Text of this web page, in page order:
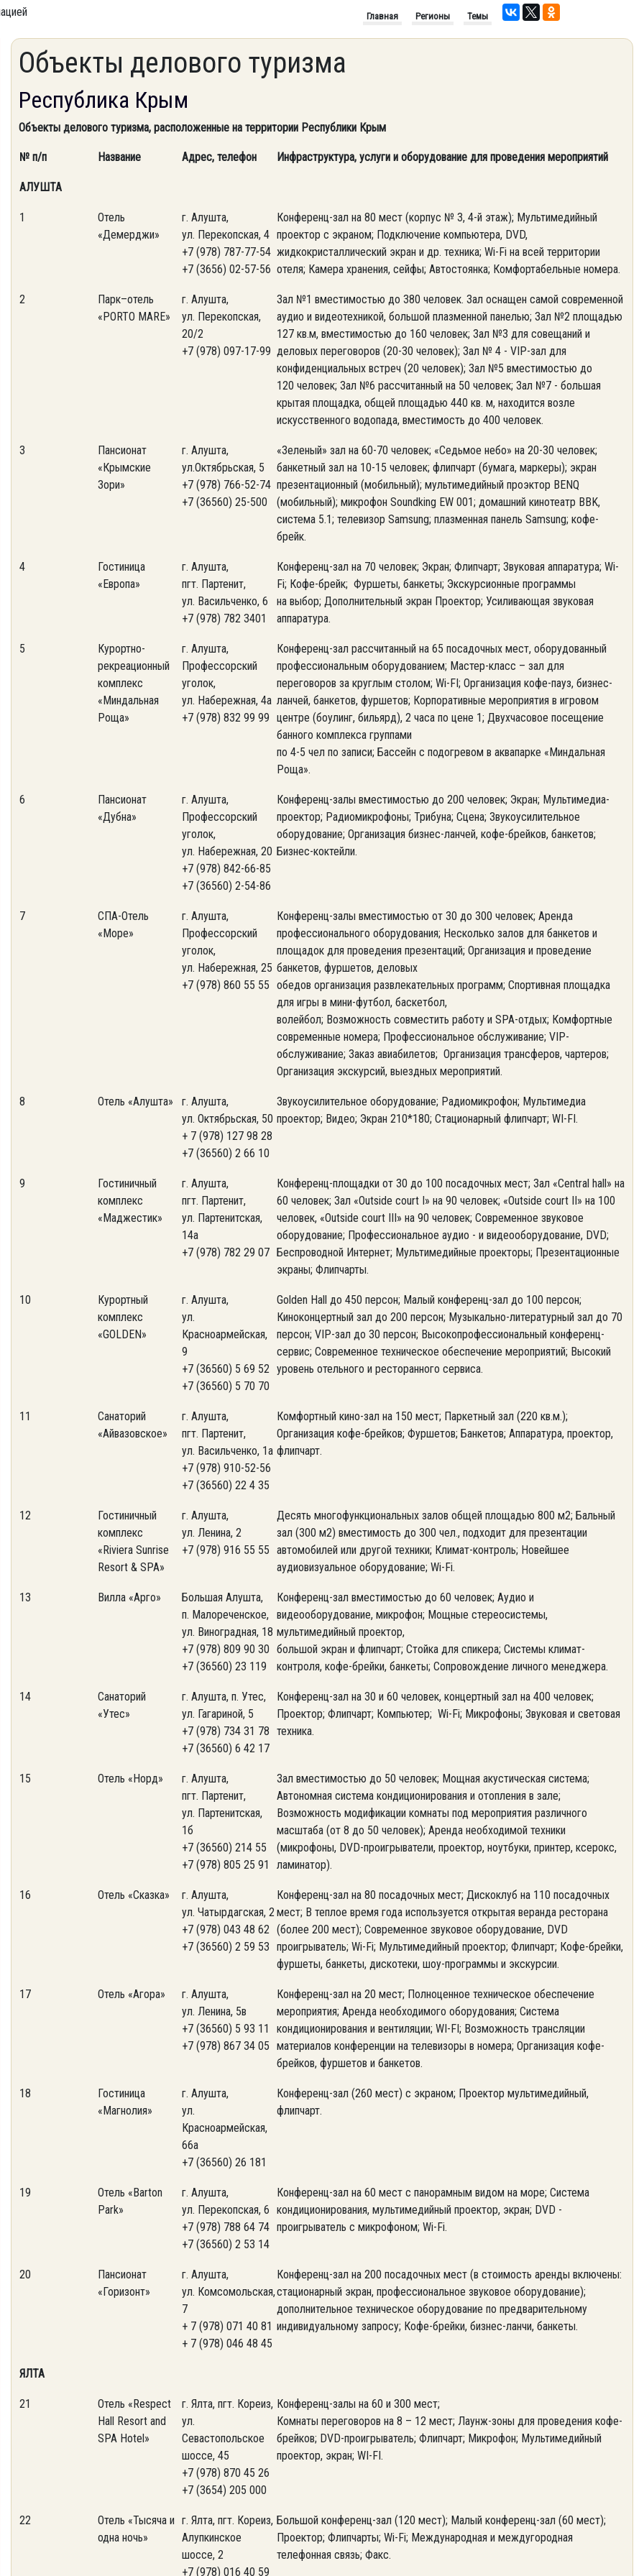
Главная Регионы Темы
Объекты делового туризма
Республика Крым
Объекты делового туризма, расположенные на территории Республики Крым
№ п/п Название Адрес, телефон Инфраструктура, услуги и оборудование для проведения мероприятий
АЛУШТА
1
Отель
«Демерджи»
г. Алушта,
ул. Перекопская, 4
+7 (978) 787-77-54
+7 (3656) 02-57-56
Конференц-зал на 80 мест (корпус № 3, 4-й этаж); Мультимедийный
проектор с экраном; Подключение компьютера, DVD,
жидкокристаллический экран и др. техника; Wi-Fi на всей территории
отеля; Камера хранения, сейфы; Автостоянка; Комфортабельные номера.
2
Парк–отель
«PORTO MARE»
г. Алушта,
ул. Перекопская,
20/2
+7 (978) 097-17-99
Зал №1 вместимостью до 380 человек. Зал оснащен самой современной
аудио и видеотехникой, большой плазменной панелью; Зал №2 площадью
127 кв.м, вместимостью до 160 человек; Зал №3 для совещаний и
деловых переговоров (20-30 человек); Зал № 4 - VIP-зал для
конфиденциальных встреч (20 человек); Зал №5 вместимостью до
120 человек; Зал №6 рассчитанный на 50 человек; Зал №7 - большая
крытая площадка, общей площадью 440 кв. м, находится возле
искусственного водопада, вместимость до 400 человек.
3
Пансионат
«Крымские
Зори»
г. Алушта,
ул.Октябрьская, 5
+7 (978) 766-52-74
+7 (36560) 25-500
«Зеленый» зал на 60-70 человек; «Седьмое небо» на 20-30 человек;
банкетный зал на 10-15 человек; флипчарт (бумага, маркеры); экран
презентационный (мобильный); мультимедийный проэктор BENQ
(мобильный); микрофон Soundking EW 001; домашний кинотеатр BBK,
система 5.1; телевизор Samsung; плазменная панель Samsung; кофе-
брейк.
4
Гостиница
«Европа»
г. Алушта,
пгт. Партенит,
ул. Васильченко, 6
+7 (978) 782 3401
Конференц-зал на 70 человек; Экран; Флипчарт; Звуковая аппаратура; Wi-
Fi; Кофе-брейк; Фуршеты, банкеты; Экскурсионные программы
на выбор; Дополнительный экран Проектор; Усиливающая звуковая
аппаратура.
5
Курортно-
рекреационный
комплекс
«Миндальная
Роща»
г. Алушта,
Профессорский
уголок,
ул. Набережная, 4а
+7 (978) 832 99 99
Конференц-зал рассчитанный на 65 посадочных мест, оборудованный
профессиональным оборудованием; Мастер-класс – зал для
переговоров за круглым столом; Wi-FI; Организация кофе-пауз, бизнес-
ланчей, банкетов, фуршетов; Корпоративные мероприятия в игровом
центре (боулинг, бильярд), 2 часа по цене 1; Двухчасовое посещение
банного комплекса группами
по 4-5 чел по записи; Бассейн с подогревом в аквапарке «Миндальная
Роща».
6
Пансионат
«Дубна»
г. Алушта,
Профессорский
уголок,
ул. Набережная, 20
+7 (978) 842-66-85
+7 (36560) 2-54-86
Конференц-залы вместимостью до 200 человек; Экран; Мультимедиа-
проектор; Радиомикрофоны; Трибуна; Сцена; Звукоусилительное
оборудование; Организация бизнес-ланчей, кофе-брейков, банкетов;
Бизнес-коктейли.
7
СПА-Отель
«Море»
г. Алушта,
Профессорский
уголок,
ул. Набережная, 25
+7 (978) 860 55 55
Конференц-залы вместимостью от 30 до 300 человек; Аренда
профессионального оборудования; Несколько залов для банкетов и
площадок для проведения презентаций; Организация и проведение
банкетов, фуршетов, деловых
обедов организация развлекательных программ; Спортивная площадка
для игры в мини-футбол, баскетбол,
волейбол; Возможность совместить работу и SPA-отдых; Комфортные
современные номера; Профессиональное обслуживание; VIP-
обслуживание; Заказ авиабилетов; Организация трансферов, чартеров;
Организация экскурсий, выездных мероприятий.
8 Отель «Алушта»
г. Алушта,
ул. Октябрьская, 50
+ 7 (978) 127 98 28
+7 (36560) 2 66 10
Звукоусилительное оборудование; Радиомикрофон; Мультимедиа
проектор; Видео; Экран 210*180; Стационарный флипчарт; WI-FI.
9
Гостиничный
комплекс
«Маджестик»
г. Алушта,
пгт. Партенит,
ул. Партенитская,
14а
+7 (978) 782 29 07
Конференц-площадки от 30 до 100 посадочных мест; Зал «Сentral hall» на
60 человек; Зал «Outside court I» на 90 человек; «Outside court II» на 100
человек, «Outside court III» на 90 человек; Современное звуковое
оборудование; Профессиональное аудио - и видеооборудование, DVD;
Беспроводной Интернет; Мультимедийные проекторы; Презентационные
экраны; Флипчарты.
10
Курортный
комплекс
«GOLDEN»
г. Алушта,
ул.
Красноармейская,
9
+7 (36560) 5 69 52
+7 (36560) 5 70 70
Golden Hall до 450 персон; Малый конференц-зал до 100 персон;
Киноконцертный зал до 200 персон; Музыкально-литературный зал до 70
персон; VIP-зал до 30 персон; Высокопрофессиональный конференц-
сервис; Современное техническое обеспечение мероприятий; Высокий
уровень отельного и ресторанного сервиса.
11
Санаторий
«Айвазовское»
г. Алушта,
пгт. Партенит,
ул. Васильченко, 1а
+7 (978) 910-52-56
+7 (36560) 22 4 35
Комфортный кино-зал на 150 мест; Паркетный зал (220 кв.м.);
Организация кофе-брейков; Фуршетов; Банкетов; Аппаратура, проектор,
флипчарт.
12
Гостиничный
комплекс
«Riviera Sunrise
Resort & SPA»
г. Алушта,
ул. Ленина, 2
+7 (978) 916 55 55
Десять многофункциональных залов общей площадью 800 м2; Бальный
зал (300 м2) вместимость до 300 чел., подходит для презентации
автомобилей или другой техники; Климат-контроль; Новейшее
аудиовизуальное оборудование; Wi-Fi.
13 Вилла «Арго»
Большая Алушта,
п. Малореченское,
ул. Виноградная, 18
+7 (978) 809 90 30
+7 (36560) 23 119
Конференц-зал вместимостью до 60 человек; Аудио и
видеооборудование, микрофон; Мощные стереосистемы,
мультимедийный проектор,
большой экран и флипчарт; Стойка для спикера; Системы климат-
контроля, кофе-брейки, банкеты; Сопровождение личного менеджера.
14
Санаторий
«Утес»
г. Алушта, п. Утес,
ул. Гагариной, 5
+7 (978) 734 31 78
+7 (36560) 6 42 17
Конференц-зал на 30 и 60 человек, концертный зал на 400 человек;
Проектор; Флипчарт; Компьютер; Wi-Fi; Микрофоны; Звуковая и световая
техника.
15 Отель «Норд»
г. Алушта,
пгт. Партенит,
ул. Партенитская,
1б
+7 (36560) 214 55
+7 (978) 805 25 91
Зал вместимостью до 50 человек; Мощная акустическая система;
Автономная система кондиционирования и отопления в зале;
Возможность модификации комнаты под мероприятия различного
масштаба (от 8 до 50 человек); Аренда необходимой техники
(микрофоны, DVD-проигрыватели, проектор, ноутбуки, принтер, ксерокс,
ламинатор).
16 Отель «Сказка»
г. Алушта,
ул. Чатырдагская, 2
+7 (978) 043 48 62
+7 (36560) 2 59 53
Конференц-зал на 80 посадочных мест; Дискоклуб на 110 посадочных
мест; В теплое время года используется открытая веранда ресторана
(более 200 мест); Современное звуковое оборудование, DVD
проигрыватель; Wi-Fi; Мультимедийный проектор; Флипчарт; Кофе-брейки,
фуршеты, банкеты, дискотеки, шоу-программы и экскурсии.
17 Отель «Агора»
г. Алушта,
ул. Ленина, 5в
+7 (36560) 5 93 11
+7 (978) 867 34 05
Конференц-зал на 20 мест; Полноценное техническое обеспечение
мероприятия; Аренда необходимого оборудования; Система
кондиционирования и вентиляции; WI-FI; Возможность трансляции
материалов конференции на телевизоры в номера; Организация кофе-
брейков, фуршетов и банкетов.
18
Гостиница
«Магнолия»
г. Алушта,
ул.
Красноармейская,
66а
+7 (36560) 26 181
Конференц-зал (260 мест) с экраном; Проектор мультимедийный,
флипчарт.
19
Отель «Barton
Park»
г. Алушта,
ул. Перекопская, 6
+7 (978) 788 64 74
+7 (36560) 2 53 14
Конференц-зал на 60 мест с панорамным видом на море; Система
кондиционирования, мультимедийный проектор, экран; DVD -
проигрыватель с микрофоном; Wi-Fi.
20
Пансионат
«Горизонт»
г. Алушта,
ул. Комсомольская,
7
+ 7 (978) 071 40 81
+ 7 (978) 046 48 45
Конференц-зал на 200 посадочных мест (в стоимость аренды включены:
стационарный экран, профессиональное звуковое оборудование);
дополнительное техническое оборудование по предварительному
индивидуальному запросу; Кофе-брейки, бизнес-ланчи, банкеты.
ЯЛТА
21
Отель «Respect
Hall Resort and
SPA Hotel»
г. Ялта, пгт. Кореиз,
ул.
Севастопольское
шоссе, 45
+7 (978) 870 45 26
+7 (3654) 205 000
Конференц-залы на 60 и 300 мест;
Комнаты переговоров на 8 – 12 мест; Лаунж-зоны для проведения кофе-
брейков; DVD-проигрыватель; Флипчарт; Микрофон; Мультимедийный
проектор, экран; WI-FI.
22
Отель «Тысяча и
одна ночь»
г. Ялта, пгт. Кореиз,
Алупкинское
шоссе, 2
+7 (978) 016 40 59
Большой конференц-зал (120 мест); Малый конференц-зал (60 мест);
Проектор; Флипчарты; Wi-Fi; Международная и междугородная
телефонная связь; Факс.